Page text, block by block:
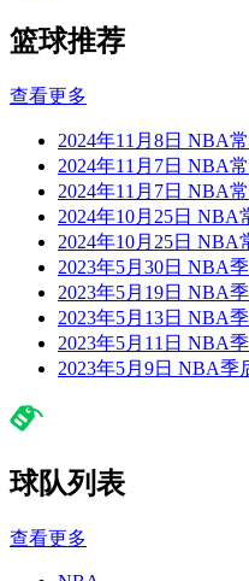
篮球推荐
查看更多
2024年11月8日 NBA
2024年11月7日 NBA
2024年11月7日 NBA
2024年10月25日
2024年10月25日
2023年5月30日 NBA
2023年5月19日 NBA
2023年5月13日 NBA
2023年5月11日 NBA
2023年5月9日 NBA季
球队列表
查看更多